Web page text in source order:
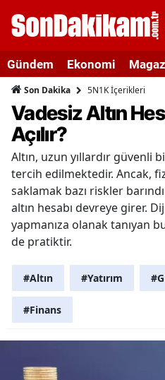
Gündem Ekonomi
Son Dakika 5N1K İçerikleri
Vadesiz Altın
Açılır?
Altın, uzun yıllardır güvenli
tercih edilmektedir. Ancak,
saklamak bazı riskler
altın hesabı devreye girer.
yapmanıza olanak tanıyan
de pratiktir.
#Altın #Yatırım
#Finans